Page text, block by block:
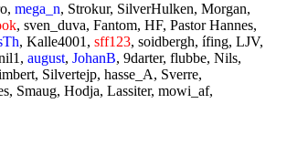
, mega_n, Strokur, SilverHulken, Morgan,
, sven_duva, Fantom, HF, Pastor Hannes,
, Kalle4001 , sff123, soidbergh, ífing, LJV,
, august, JohanB, 9darter, flubbe, Nils,
, Silvertejp, hasse_A, Sverre,
, Smaug, Hodja, Lassiter, mowi_af,